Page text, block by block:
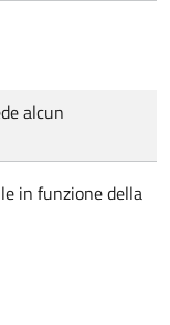
alcun
in funzione della